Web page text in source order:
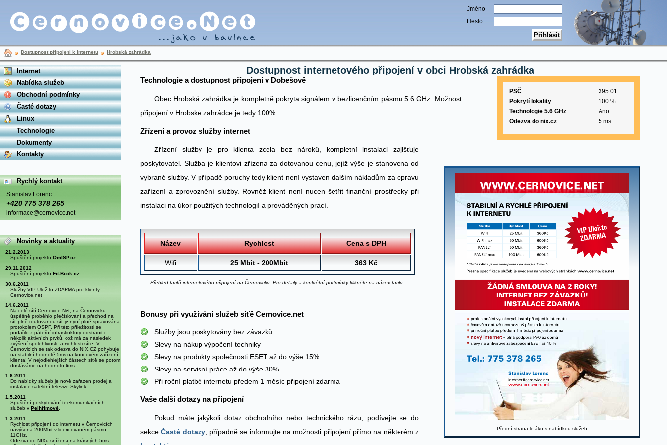
Jméno
Heslo
Dostupnost připojení k internetu Hrobská zahrádka
Internet
Nabídka služeb
Obchodní podmínky
Časté dotazy
Linux
Technologie
Dokumenty
Kontakty
Rychlý kontakt
Stanislav Lorenc
+420 775 378 265
informace@cernovice.net
Novinky a aktuality
21.2.2013
Spuštění projektu OmISP.cz
29.11.2012
Spuštění projektu Fit-Book.cz
30.6.2011
Služby VIP Ulož.to ZDARMA pro klienty
Cernovice.net
14.6.2011
Na celé sítí Cernovice.Net, na Černovicku
úspěšně proběhlo přečíslování a přechod na
síť plně routovanou síť je nyní plně spravována
protokolem OSPF. Při této příležitosti se
podařilo z páteřní infrastruktury odstranit i
několik aktivních prvků, což má za následek
zvýšení spolehlivosti, a rychlosti síťe. V
Černovicích se tak odezva do NIX.CZ pohybuje
na stabilní hodnotě 5ms na koncovém zařízení
klienta! V nejodlehlejších částech síťě se potom
dostáváme na hodnotu 6ms.
1.6.2011
Do nabídky služeb je nově zařazen prodej a
instalace satelitní televize Skylink.
1.5.2011
Spuštění poskytování telekomunikačních
služeb v Pelhřimově
1.3.2011
Rychlost připojení do internetu v Černovicích
navýšena 200Mbit v licencovaném pásmu
11GHz.
Odezva do NIXu snížena na krásných 5ms
Dostupnost internetového připojení v obci Hrobská zahrádka
PSČ
395 01
Pokrytí lokality
100 %
Technologie 5.6 GHz
Ano
Odezva do nix.cz
5 ms
Technologie a dostupnost připojení v Dobešově
Obec Hrobská zahrádka je kompletně pokryta signálem v bezlicenčním pásmu 5.6 GHz. Možnost
připojení v Hrobské zahrádce je tedy 100%.
Přední strana letáku s nabídkou služeb
Zřízení a provoz služby internet
Zřízení služby je pro klienta zcela bez nároků, kompletní instalaci zajišťuje
poskytovatel. Služba je klientovi zřízena za dotovanou cenu, jejíž výše je stanovena od
vybrané služby. V případě poruchy tedy klient není vystaven dalším nákladům za opravu
zařízení a zprovoznění služby. Rovněž klient není nucen šetřit finanční prostředky při
instalaci na úkor použitých technologií a prováděných prací.
Přehled tarifů internetového připojení na Černovicku. Pro detaily a konkrétní podmínky klikněte na název tarifu.
Název Rychlost Cena s DPH
Wifi 25 Mbit - 200Mbit 363 Kč
Bonusy při využívání služeb síťě Cernovice.net
Služby jsou poskytovány bez závazků
Slevy na nákup výpočení techniky
Slevy na produkty společnosti ESET až do výše 15%
Slevy na servisní práce až do výše 30%
Při roční platbě internetu předem 1 měsíc připojení zdarma
Vaše další dotazy na připojení
Pokud máte jakýkoli dotaz obchodního nebo technického rázu, podívejte se do
sekceČasté dotazy, případně se informujte na možnosti připojení přímo na některém z